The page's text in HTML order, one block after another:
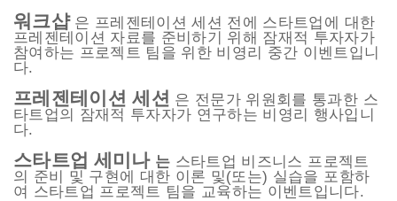
워크샵은 프레젠테이션 세션 전에 스타트업에 대한
프레젠테이션 자료를 준비하기 위해 잠재적 투자자가
참여하는 프로젝트 팀을 위한 비영리 중간 이벤트입니
다.
프레젠테이션 세션 은 전문가 위원회를 통과한 스
타트업의 잠재적 투자자가 연구하는 비영리 행사입니
다.
스타트업 세미나는 스타트업 비즈니스 프로젝트
의 준비 및 구현에 대한 이론 및(또는) 실습을 포함하
여 스타트업 프로젝트 팀을 교육하는 이벤트입니다.